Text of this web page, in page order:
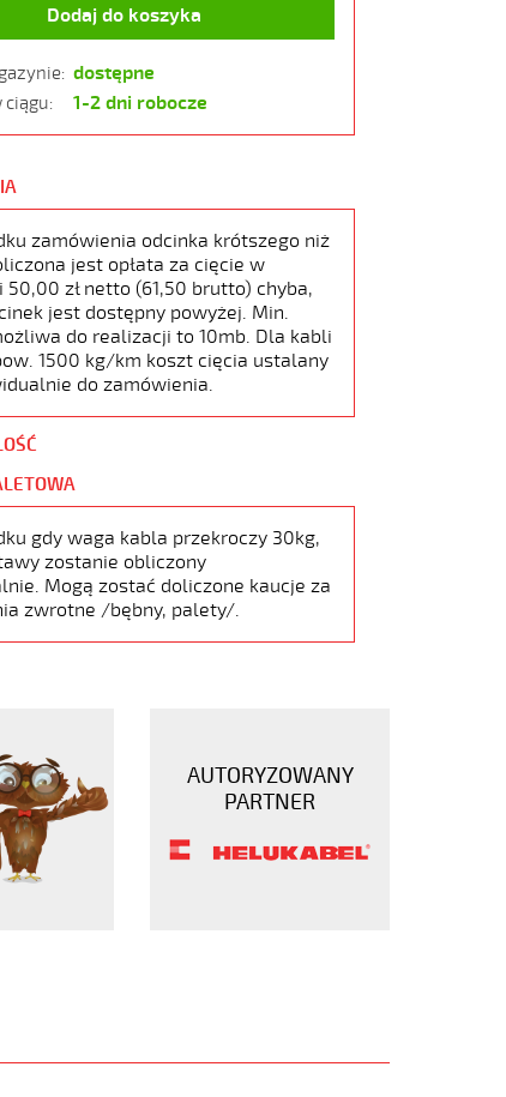
Dodaj do koszyka
dostępne
ciągu: 1-2 dni robocze
zamówienia odcinka krótszego niż
jest opłata za cięcie w
50,00 zł netto (61,50 brutto) chyba,
jest dostępny powyżej. Min.
do realizacji to 10mb. Dla kabli
1500 kg/km koszt cięcia ustalany
do zamówienia.
gdy waga kabla przekroczy 30kg,
zostanie obliczony
Mogą zostać doliczone kaucje za
zwrotne /bębny, palety/.
AUTORYZOWANY
PARTNER